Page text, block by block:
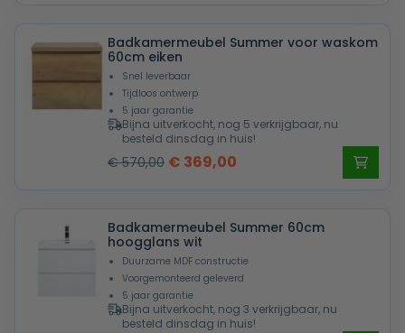
was:
€ 570,00.
is:
€ 369,00.
Badkamermeubel Summer voor waskom
60cm eiken
Snel leverbaar
Tijdloos ontwerp
5 jaar garantie
Bijna uitverkocht, nog 5 verkrijgbaar, nu
besteld dinsdag in huis!
€570,00 Oorspronkelijke
was:
€ 570,00.
€ 369,00
is:
€ 369,00.
Badkamermeubel Summer 60cm
hoogglans wit
Duurzame MDF constructie
Voorgemonteerd geleverd
5 jaar garantie
Bijna uitverkocht, nog 3 verkrijgbaar, nu
besteld dinsdag in huis!